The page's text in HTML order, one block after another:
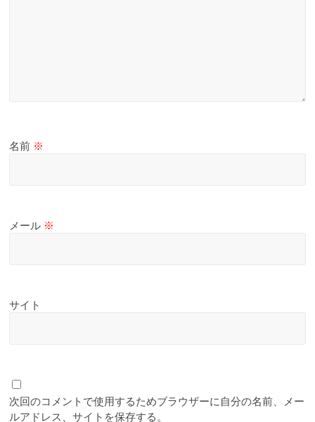
名前 ※
メール ※
サイト
次回のコメントで使用するためブラウザーに自分の名前、メー
ルアドレス、サイトを保存する。